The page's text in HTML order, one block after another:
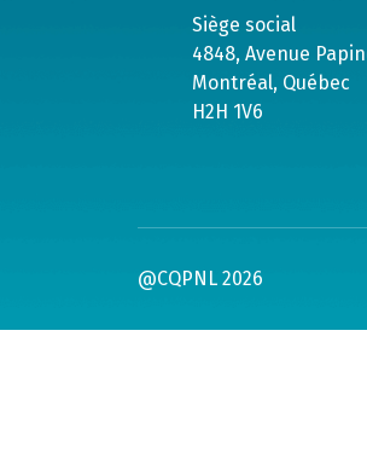
Siège social
4848, Avenue
Montréal, Québec
H2H 1V6
@CQPNL 2026